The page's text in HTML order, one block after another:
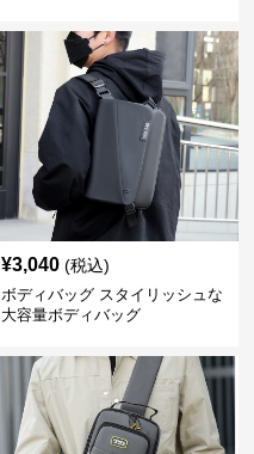
¥3,040 (税込)
ボディバッグ スタイリッシュな
大容量ボディバッグ